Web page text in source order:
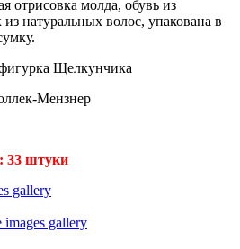
отрисовка молда, обувь из
из натуральных волос, упакована в
Щелкунчика
Мензнер
33 штуки
gallery
images gallery